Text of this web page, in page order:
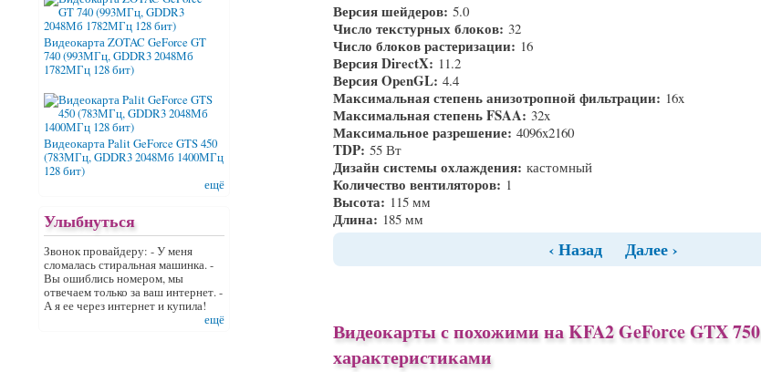
Версия шейдеров: 5.0
Число текстурных блоков: 32
Число блоков растеризации: 16
Версия DirectX: 11.2
Версия OpenGL: 4.4
Максимальная степень анизотропной фильтрации: 16x
Максимальная степень FSAA: 32x
Максимальное разрешение: 4096x2160
TDP: 55 Вт
Дизайн системы охлаждения: кастомный
Количество вентиляторов: 1
Высота: 115 мм
Длина: 185 мм
‹ Назад Далее ›
Видеокарты с похожими на KFA2 GeForce GTX 750
характеристиками
Видеокарта ZOTAC GeForce GT
740 (993МГц, GDDR3 2048Мб
1782МГц 128 бит)
Видеокарта Palit GeForce GTS 450
(783МГц, GDDR3 2048Мб 1400МГц
128 бит)
ещё
Улыбнуться
Звонок провайдеру: - У меня
сломалась стиральная машинка. -
Вы ошиблись номером, мы
отвечаем только за ваш интернет. -
А я ее через интернет и купила!
ещё